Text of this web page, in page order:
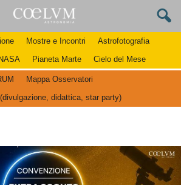
Mostre e Incontri
Astrofotografia
NASA Pianeta Marte Cielo del Mese
Mappa Osservatori
didattica, star party)